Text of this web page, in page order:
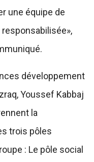
une équipe de
développement
Youssef Kabbaj
la
trois pôles
: Le pôle social